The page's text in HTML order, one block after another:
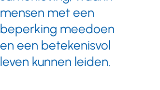
mensen met een
beperking meedoen
en een betekenisvol
leven kunnen leiden.